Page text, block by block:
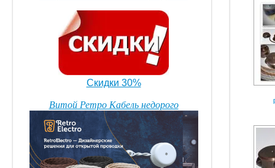
Скидки 30%
Витой Ретро Кабель недорого